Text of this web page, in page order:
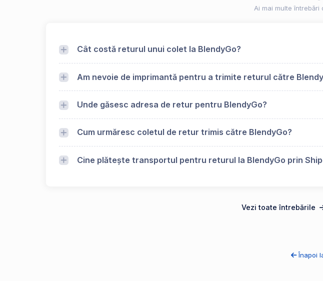
Ai mai multe
Cât costă returul unui colet la BlendyGo?
Am nevoie de imprimantă pentru a trimite returul către
Unde găsesc adresa de retur pentru BlendyGo?
Cum urmăresc coletul de retur trimis către BlendyGo?
Cine plătește transportul pentru returul la BlendyGo prin
Vezi toate întrebările
Înapoi